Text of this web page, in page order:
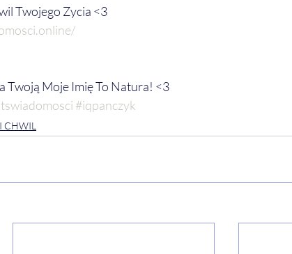
Twojego Zycia <3
Twoją Moje Imię To Natura! <3
#iqpanczyk
CHWIL